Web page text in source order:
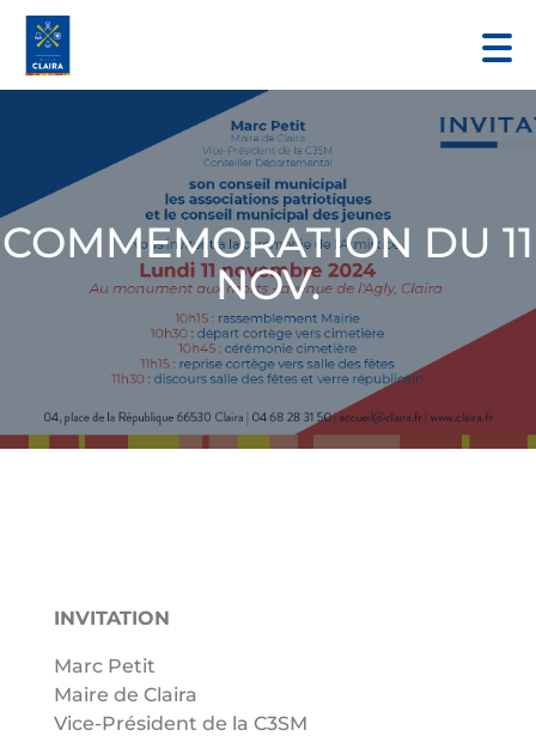
COMMEMORATION DU 11
NOV.
INVITATION
Marc Petit
Maire de Claira
Vice-Président de la C3SM